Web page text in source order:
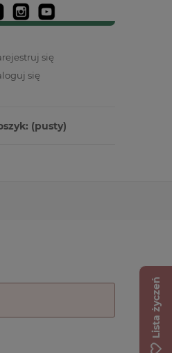
się
się
(pusty)
Lista życzeń